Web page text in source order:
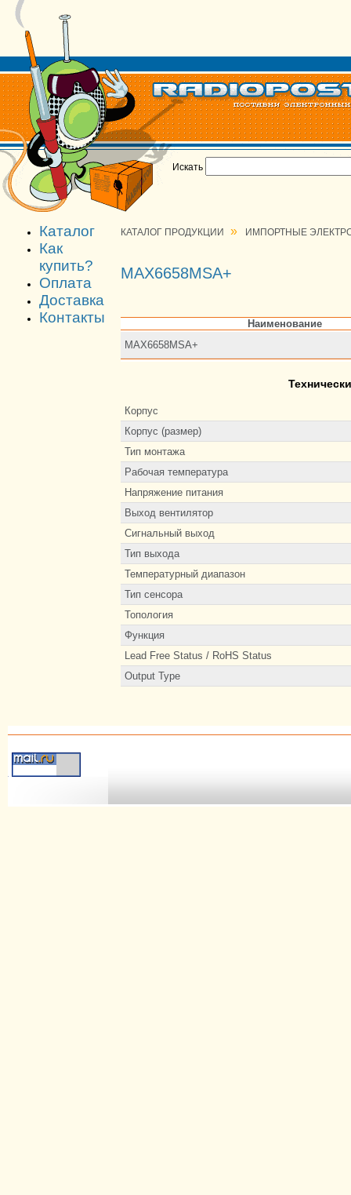
Искать
Каталог
Как
купить?
Оплата
Доставка
Контакты
КАТАЛОГ ПРОДУКЦИИ » ИМПОРТНЫЕ
MAX6658MSA+
Наименование
MAX6658MSA+
Корпус
Корпус (размер)
Тип монтажа
Рабочая температура
Напряжение питания
Выход вентилятор
Сигнальный выход
Тип выхода
Температурный диапазон
Тип сенсора
Топология
Функция
Lead Free Status / RoHS Status
Output Type